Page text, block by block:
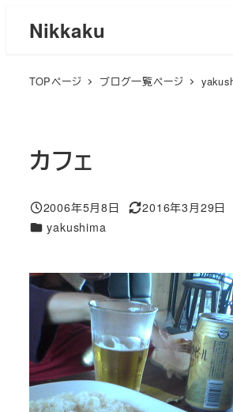
Nikkaku
TOPページ ブログ一覧ページ
カフェ
投稿日
2006年5月8日
更新日
2016年3月29日
カテゴリー
yakushima